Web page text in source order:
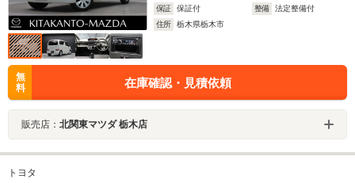
保証
保証付 整備
法定整備付
住所
栃木県栃木市
無
料
在庫確認・見積依頼
販売店： 北関東マツダ 栃木店
トヨタ